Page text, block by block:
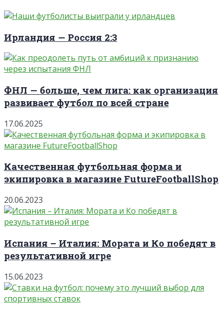
Ирландия — Россия 2:3
ФНЛ — больше, чем лига: как организация
развивает футбол по всей стране
17.06.2025
Качественная футбольная форма и
экипировка в магазине FutureFootballShop
20.06.2023
Испания – Италия: Мората и Ко победят в
результативной игре
15.06.2023